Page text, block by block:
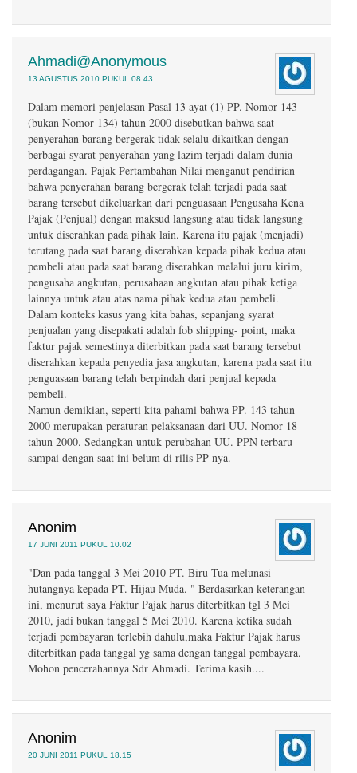
Ahmadi@Anonymous
13 AGUSTUS 2010 PUKUL 08.43
Dalam memori penjelasan Pasal 13 ayat (1) PP. Nomor 143
(bukan Nomor 134) tahun 2000 disebutkan bahwa saat
penyerahan barang bergerak tidak selalu dikaitkan dengan
berbagai syarat penyerahan yang lazim terjadi dalam dunia
perdagangan. Pajak Pertambahan Nilai menganut pendirian
bahwa penyerahan barang bergerak telah terjadi pada saat
barang tersebut dikeluarkan dari penguasaan Pengusaha Kena
Pajak (Penjual) dengan maksud langsung atau tidak langsung
untuk diserahkan pada pihak lain. Karena itu pajak (menjadi)
terutang pada saat barang diserahkan kepada pihak kedua atau
pembeli atau pada saat barang diserahkan melalui juru kirim,
pengusaha angkutan, perusahaan angkutan atau pihak ketiga
lainnya untuk atau atas nama pihak kedua atau pembeli.
Dalam konteks kasus yang kita bahas, sepanjang syarat
penjualan yang disepakati adalah fob shipping- point, maka
faktur pajak semestinya diterbitkan pada saat barang tersebut
diserahkan kepada penyedia jasa angkutan, karena pada saat itu
penguasaan barang telah berpindah dari penjual kepada
pembeli.
Namun demikian, seperti kita pahami bahwa PP. 143 tahun
2000 merupakan peraturan pelaksanaan dari UU. Nomor 18
tahun 2000. Sedangkan untuk perubahan UU. PPN terbaru
sampai dengan saat ini belum di rilis PP-nya.
Anonim
17 JUNI 2011 PUKUL 10.02
"Dan pada tanggal 3 Mei 2010 PT. Biru Tua melunasi
hutangnya kepada PT. Hijau Muda. " Berdasarkan keterangan
ini, menurut saya Faktur Pajak harus diterbitkan tgl 3 Mei
2010, jadi bukan tanggal 5 Mei 2010. Karena ketika sudah
terjadi pembayaran terlebih dahulu,maka Faktur Pajak harus
diterbitkan pada tanggal yg sama dengan tanggal pembayara.
Mohon pencerahannya Sdr Ahmadi. Terima kasih....
Anonim
20 JUNI 2011 PUKUL 18.15